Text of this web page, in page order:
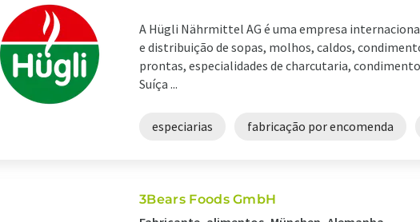
A Hügli Nährmittel AG é uma empresa
e distribuição de sopas, molhos, caldos,
prontas, especialidades de charcutaria,
Suíça ...
especiarias fabricação por encomenda
3Bears Foods GmbH